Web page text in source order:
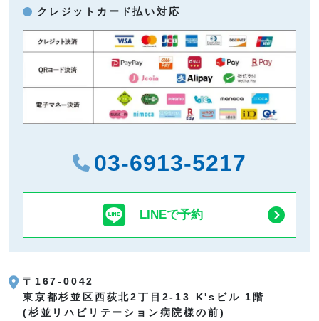
クレジットカード払い対応
03-6913-5217
LINEで予約
〒167-0042
東京都杉並区西荻北2丁目2-13 K'sビル 1階
(杉並リハビリテーション病院様の前)